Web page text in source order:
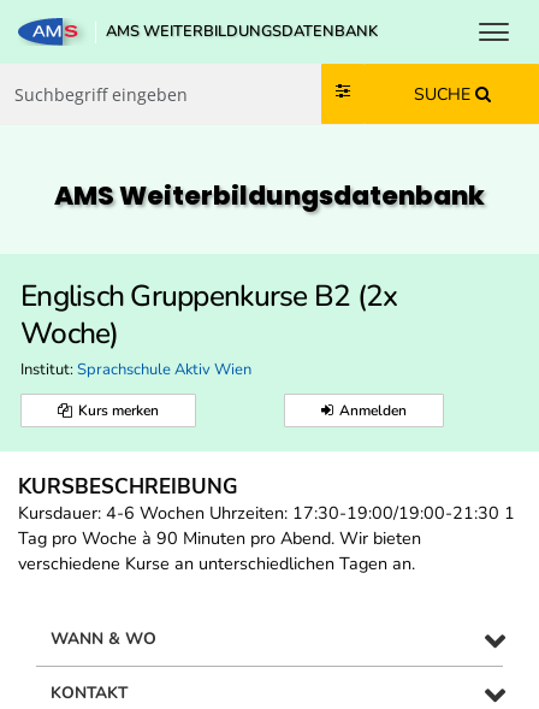
Zum Inhalt springen
Zum Navmenü springen
Zur Suche springen
Zur Footer springen
AMS WEITERBILDUNGSDATENBANK
SUCHE
AMS Weiterbildungs­datenbank
Englisch Gruppenkurse B2 (2x
Woche)
Institut: Sprachschule Aktiv Wien
Kurs merken Anmelden
KURSBESCHREIBUNG
Kursdauer: 4-6 Wochen Uhrzeiten: 17:30-19:00/19:00-21:30 1
Tag pro Woche à 90 Minuten pro Abend. Wir bieten
verschiedene Kurse an unterschiedlichen Tagen an.
WANN & WO
KONTAKT